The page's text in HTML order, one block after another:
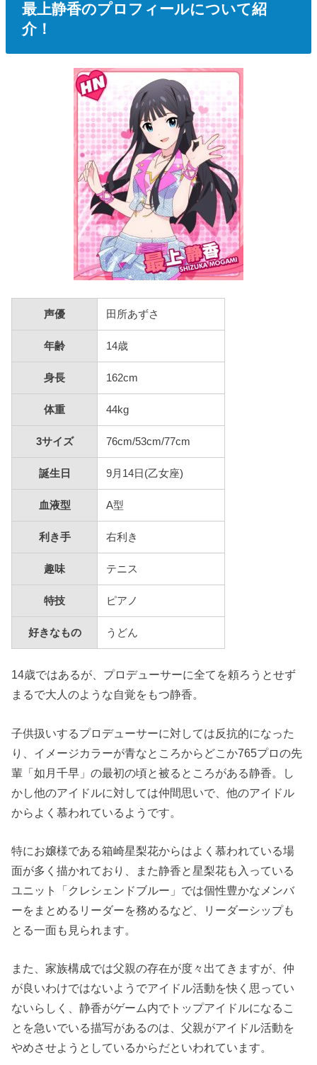
最上静香のプロフィールについて紹
介！
声優 田所あずさ
年齢 14歳
身長 162cm
体重 44kg
3サイズ 76cm/53cm/77cm
誕生日 9月14日(乙女座)
血液型 A型
利き手 右利き
趣味 テニス
特技 ピアノ
好きなもの うどん
14歳ではあるが、プロデューサーに全てを頼ろうとせず
まるで大人のような自覚をもつ静香。
子供扱いするプロデューサーに対しては反抗的になった
り、イメージカラーが青なところからどこか765プロの先
輩「如月千早」の最初の頃と被るところがある静香。し
かし他のアイドルに対しては仲間思いで、他のアイドル
からよく慕われているようです。
特にお嬢様である箱崎星梨花からはよく慕われている場
面が多く描かれており、また静香と星梨花も入っている
ユニット「クレシェンドブルー」では個性豊かなメンバ
ーをまとめるリーダーを務めるなど、リーダーシップも
とる一面も見られます。
また、家族構成では父親の存在が度々出てきますが、仲
が良いわけではないようでアイドル活動を快く思ってい
ないらしく、静香がゲーム内でトップアイドルになるこ
とを急いでいる描写があるのは、父親がアイドル活動を
やめさせようとしているからだといわれています。